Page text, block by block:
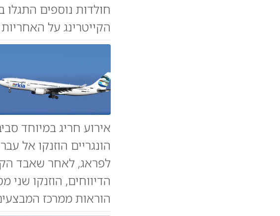
חולדות נוספים
הקייטרינג על
אירוע חריג במיוחד
הונגריים הוזנקו אל
לפראג, לאחר שאבד
הדיווחים, הוזנקו
הוראות ממרכז